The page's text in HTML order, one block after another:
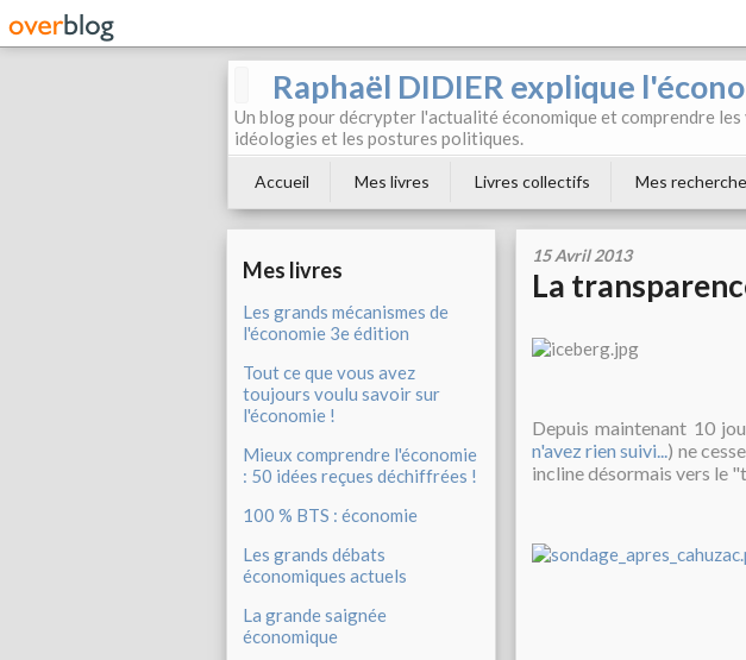
Raphaël DIDIER explique
Un blog pour décrypter l'actualité économique et comprendre
idéologies et les postures politiques.
Accueil Mes livres Livres collectifs Mes
Mes livres
Les grands mécanismes de
l'économie 3e édition
Tout ce que vous avez
toujours voulu savoir sur
l'économie !
Mieux comprendre l'économie
: 50 idées reçues déchiffrées !
100 % BTS : économie
Les grands débats
économiques actuels
La grande saignée
économique
15 Avril 2013
La
Depuis maintenant 10
n'avez rien suivi...) ne
incline désormais vers le